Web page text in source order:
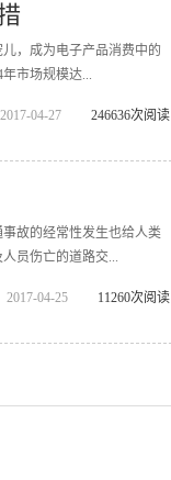
，成为电子产品消费中的
市场规模达...
2017-04-27 246636次阅读
故的经常性发生也给人类
员伤亡的道路交...
2017-04-25 11260次阅读